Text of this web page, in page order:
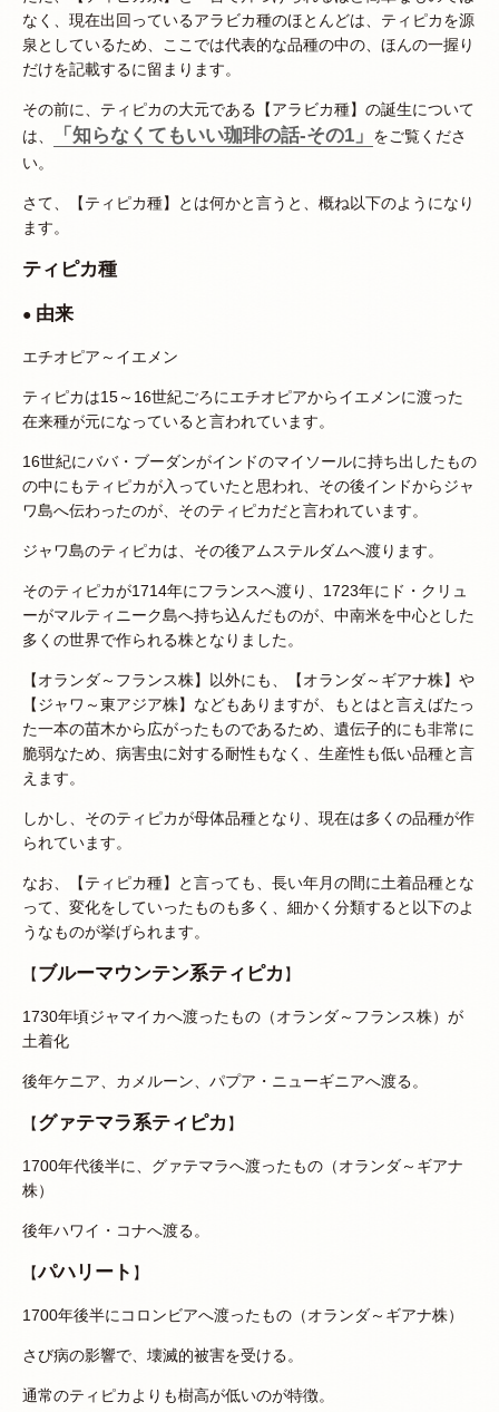
なく、現在出回っているアラビカ種のほとんどは、ティピカを源
泉としているため、ここでは代表的な品種の中の、ほんの一握り
だけを記載するに留まります。
その前に、ティピカの大元である【アラビカ種】の誕生について
は、
「知らなくてもいい珈琲の話-その1」
をご覧くださ
い。
さて、【ティピカ種】とは何かと言うと、概ね以下のようになり
ます。
ティピカ種
● 由来
エチオピア～イエメン
ティピカは15～16世紀ごろにエチオピアからイエメンに渡った
在来種が元になっていると言われています。
16世紀にババ・ブーダンがインドのマイソールに持ち出したもの
の中にもティピカが入っていたと思われ、その後インドからジャ
ワ島へ伝わったのが、そのティピカだと言われています。
ジャワ島のティピカは、その後アムステルダムへ渡ります。
そのティピカが1714年にフランスへ渡り、1723年にド・クリュ
ーがマルティニーク島へ持ち込んだものが、中南米を中心とした
多くの世界で作られる株となりました。
【オランダ～フランス株】以外にも、【オランダ～ギアナ株】や
【ジャワ～東アジア株】などもありますが、もとはと言えばたっ
た一本の苗木から広がったものであるため、遺伝子的にも非常に
脆弱なため、病害虫に対する耐性もなく、生産性も低い品種と言
えます。
しかし、そのティピカが母体品種となり、現在は多くの品種が作
られています。
なお、【ティピカ種】と言っても、長い年月の間に土着品種とな
って、変化をしていったものも多く、細かく分類すると以下のよ
うなものが挙げられます。
【ブルーマウンテン系ティピカ 】
1730年頃ジャマイカへ渡ったもの（オランダ～フランス株）が
土着化
後年ケニア、カメルーン、パプア・ニューギニアへ渡る。
【グァテマラ系ティピカ 】
1700年代後半に、グァテマラへ渡ったもの（オランダ～ギアナ
株）
後年ハワイ・コナへ渡る。
【パハリート 】
1700年後半にコロンビアへ渡ったもの（オランダ～ギアナ株）
さび病の影響で、壊滅的被害を受ける。
通常のティピカよりも樹高が低いのが特徴。